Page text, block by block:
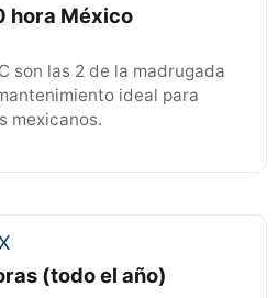
hora México
son las 2 de la madrugada
ideal para
mexicanos.
(todo el año)